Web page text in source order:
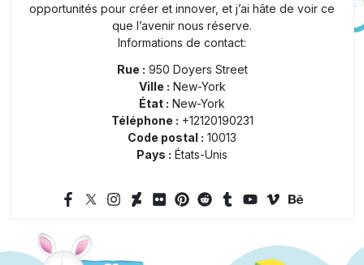
opportunités pour créer et innover, et j’ai hâte de voir ce
que l’avenir nous réserve.
Informations de contact:
Rue : 950 Doyers Street
Ville : New-York
État : New-York
Téléphone : +12120190231
Code postal : 10013
Pays : États-Unis